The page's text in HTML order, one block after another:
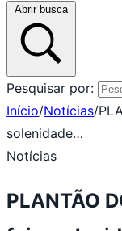
Abrir busca
Pesquisar por:
Início/Notícias/
solenidade…
Notícias
PLANTÃO